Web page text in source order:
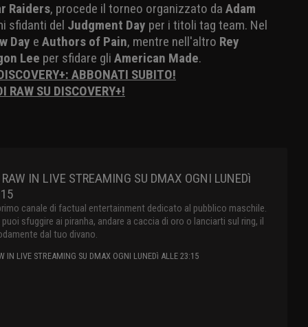
Raiders, procede il torneo organizzato da Adam
sfidanti del Judgment Day per i titoli tag team. Nel
Day e Authors of Pain, mentre nell'altro Rey
Lee per sfidare gli American Made.
ABBONATI SUBITO!
RAW SU DISCOVERY+!
RAW IN LIVE STREAMING SU DMAX OGNI LUNEDì
canale di factual entertainment dedicato al pubblico maschile.
puoi sfuggire ai piranha, andare a caccia di oro o lanciarti sul ring, il
dal tuo divano.
IN LIVE STREAMING SU DMAX OGNI LUNEDì ALLE 23:15